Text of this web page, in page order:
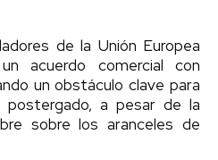
de la Unión Europea
acuerdo comercial con
un obstáculo clave para
postergado, a pesar de la
sobre los aranceles de